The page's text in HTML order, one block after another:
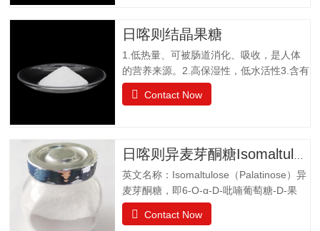
口感清爽，无异味；作为普通食品生产经
营。物理特性：甜度为蔗糖的22%易溶于
水，溶解度为130g（20℃），不同于乙
醚、乙醇等有机溶剂保湿性和吸湿性均小
于蔗糖，但高于高果糖浆渗透压与蔗糖相
差不大水苏糖没有还原性可添加在液体食
小，效果显著，不会破坏原有食品的风
味。添加在焙烤食品中，可保持水分，…
日喀则结晶果糖
1.低热量、可被肠道消化、吸收，是人体
的营养来源。2.高保湿性，低水活性3.含有
醛基，可发生美拉德反应，使烘焙食品上
色。 4.冰点降低能力5.不易结晶性6.与其
用于功能食品、营养保健食品、冷饮食品
以及低热值食品和运动型饮料配方中。结
晶果糖质量标准GBT20882.3项目要求外观
白色晶体或结晶性粉末气味具有产品特有
的气味果糖（占干基比）/% ≥99.0干燥失
重/%≤0.5pH值4.0~7.05-羟甲基糠醛（以吸
Contact Now
日喀则异麦芽酮糖Isomaltulose（Palatinose）
英文名称：Isomaltulose（Palatinose）异
麦芽酮糖，即6-O-α-D-吡喃葡萄糖-D-果
糖，是一种结晶状的还原性二糖，由葡萄
糖与果糖以α-1,6糖苷键结合而成。分子式
Contact Now